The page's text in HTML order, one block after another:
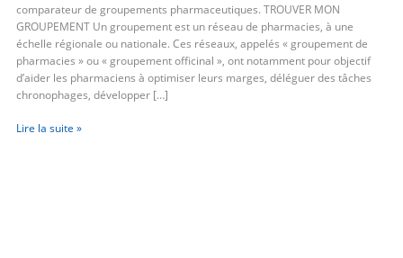
comparateur de groupements pharmaceutiques. TROUVER MON
GROUPEMENT Un groupement est un réseau de pharmacies, à une
échelle régionale ou nationale. Ces réseaux, appelés « groupement de
pharmacies » ou « groupement officinal », ont notamment pour objectif
d’aider les pharmaciens à optimiser leurs marges, déléguer des tâches
chronophages, développer […]
Lire la suite »